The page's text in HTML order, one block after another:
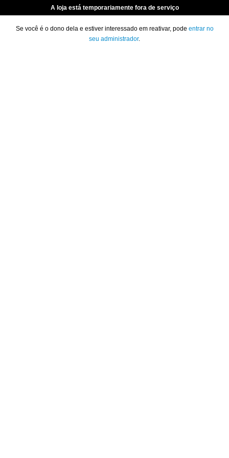
A loja está temporariamente fora de serviço
Se você é o dono dela e estiver interessado em reativar, pode entrar no
seu administrador.